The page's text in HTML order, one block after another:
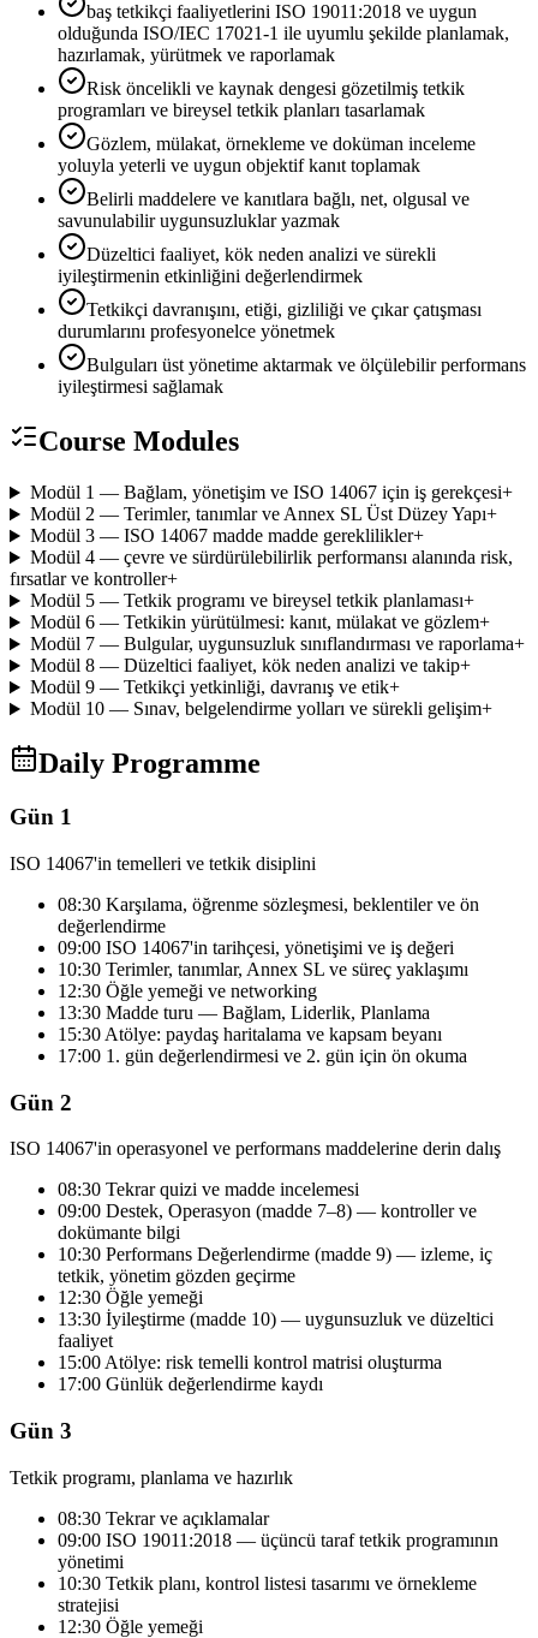
baş tetkikçi faaliyetlerini ISO 19011:2018 ve uygun
olduğunda ISO/IEC 17021-1 ile uyumlu şekilde planlamak,
hazırlamak, yürütmek ve raporlamak
Risk öncelikli ve kaynak dengesi gözetilmiş tetkik
programları ve bireysel tetkik planları tasarlamak
Gözlem, mülakat, örnekleme ve doküman inceleme
yoluyla yeterli ve uygun objektif kanıt toplamak
Belirli maddelere ve kanıtlara bağlı, net, olgusal ve
savunulabilir uygunsuzluklar yazmak
Düzeltici faaliyet, kök neden analizi ve sürekli
iyileştirmenin etkinliğini değerlendirmek
Tetkikçi davranışını, etiği, gizliliği ve çıkar çatışması
durumlarını profesyonelce yönetmek
Bulguları üst yönetime aktarmak ve ölçülebilir performans
iyileştirmesi sağlamak
Course Modules
Modül 1 — Bağlam, yönetişim ve ISO 14067 için iş gerekçesi+
Modül 2 — Terimler, tanımlar ve Annex SL Üst Düzey Yapı+
Modül 3 — ISO 14067 madde madde gereklilikler+
Modül 4 — çevre ve sürdürülebilirlik performansı alanında risk,
fırsatlar ve kontroller+
Modül 5 — Tetkik programı ve bireysel tetkik planlaması+
Modül 6 — Tetkikin yürütülmesi: kanıt, mülakat ve gözlem+
Modül 7 — Bulgular, uygunsuzluk sınıflandırması ve raporlama+
Modül 8 — Düzeltici faaliyet, kök neden analizi ve takip+
Modül 9 — Tetkikçi yetkinliği, davranış ve etik+
Modül 10 — Sınav, belgelendirme yolları ve sürekli gelişim+
Daily Programme
Gün 1
ISO 14067'in temelleri ve tetkik disiplini
08:30 Karşılama, öğrenme sözleşmesi, beklentiler ve ön
değerlendirme
09:00 ISO 14067'in tarihçesi, yönetişimi ve iş değeri
10:30 Terimler, tanımlar, Annex SL ve süreç yaklaşımı
12:30 Öğle yemeği ve networking
13:30 Madde turu — Bağlam, Liderlik, Planlama
15:30 Atölye: paydaş haritalama ve kapsam beyanı
17:00 1. gün değerlendirmesi ve 2. gün için ön okuma
Gün 2
ISO 14067'in operasyonel ve performans maddelerine derin dalış
08:30 Tekrar quizi ve madde incelemesi
09:00 Destek, Operasyon (madde 7–8) — kontroller ve
dokümante bilgi
10:30 Performans Değerlendirme (madde 9) — izleme, iç
tetkik, yönetim gözden geçirme
12:30 Öğle yemeği
13:30 İyileştirme (madde 10) — uygunsuzluk ve düzeltici
faaliyet
15:00 Atölye: risk temelli kontrol matrisi oluşturma
17:00 Günlük değerlendirme kaydı
Gün 3
Tetkik programı, planlama ve hazırlık
08:30 Tekrar ve açıklamalar
09:00 ISO 19011:2018 — üçüncü taraf tetkik programının
yönetimi
10:30 Tetkik planı, kontrol listesi tasarımı ve örnekleme
stratejisi
12:30 Öğle yemeği